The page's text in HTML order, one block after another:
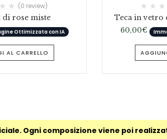
(0 review)
di rose miste
Ottimizzata con IA
AL CARRELLO
Teca in vetro
60,00€
Ogni composizione viene poi